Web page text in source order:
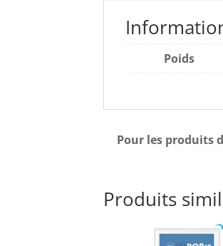
Poids
Pour les produits
Produits